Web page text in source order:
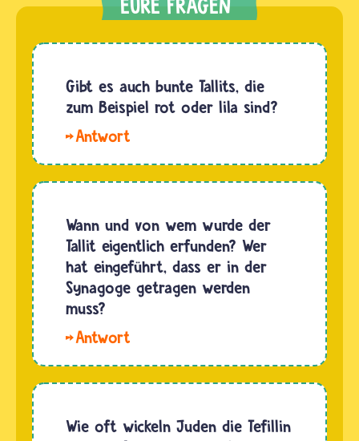
Gibt es auch bunte Tallits, die
zum Beispiel rot oder lila sind?
Orthodoxe
tragen
die
Farben
dunkelblau,
schwarz
weiß.
Aber im
liberalen
gibt es
Wann und von wem wurde der
Tallit eigentlich erfunden? Wer
hat eingeführt, dass er in der
Synagoge getragen werden
muss?
und
Henry. Der
Wie oft wickeln Juden die Tefillin